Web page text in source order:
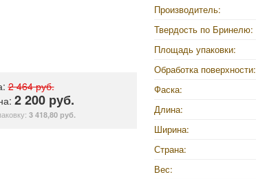
2 464 руб.
2 200 руб.
3 418,80 руб.
Производитель:
Твердость по Бринелю:
Площадь упаковки:
Обработка поверхности:
Фаска:
Длина:
Ширина:
Страна:
Вес: